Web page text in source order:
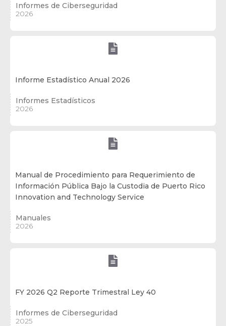
Informes de Ciberseguridad
2026

Informe Estadístico Anual 2026
Informes Estadísticos
2026

Manual de Procedimiento para Requerimiento de
Información Pública Bajo la Custodia de Puerto Rico
Innovation and Technology Service
Manuales
2026

FY 2026 Q2 Reporte Trimestral Ley 40
Informes de Ciberseguridad
2025